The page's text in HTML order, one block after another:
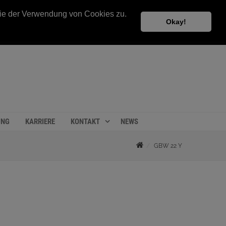
der Verwendung von Cookies zu.
Okay!
KARRIERE KONTAKT NEWS
GBW 22 Y